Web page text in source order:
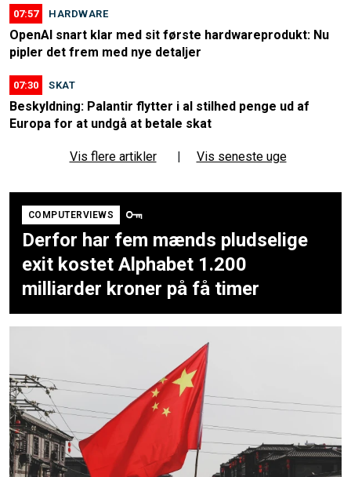
07:57 HARDWARE
OpenAI snart klar med sit første hardwareprodukt: Nu
pipler det frem med nye detaljer
07:30 SKAT
Beskyldning: Palantir flytter i al stilhed penge ud af
Europa for at undgå at betale skat
Vis flere artikler | Vis seneste uge
COMPUTERVIEWS
Derfor har fem mænds pludselige
exit kostet Alphabet 1.200
milliarder kroner på få timer